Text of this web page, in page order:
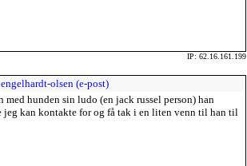
IP: 62.16.161.199
olsen (e-post)
hunden sin ludo (en jack russel person) han
jeg kan kontakte for og få tak i en liten venn til han til